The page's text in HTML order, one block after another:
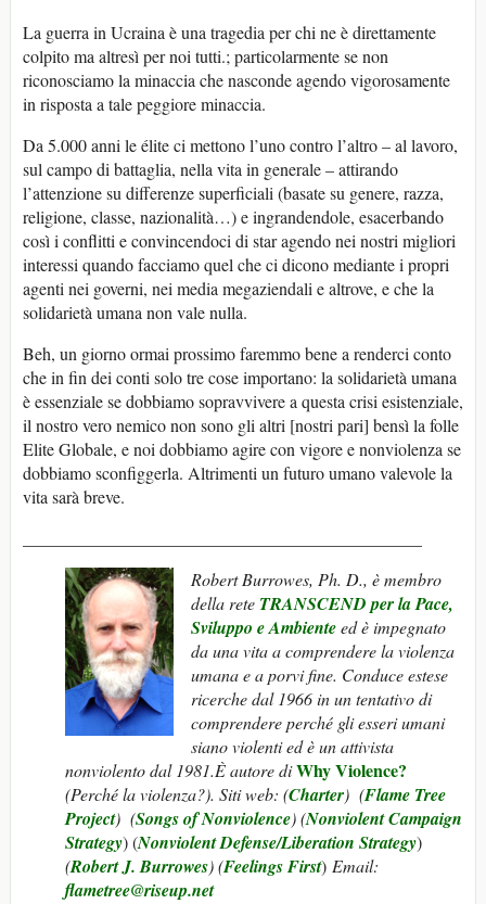
La guerra in Ucraina è una tragedia per chi ne è direttamente
colpito ma altresì per noi tutti.; particolarmente se non
riconosciamo la minaccia che nasconde agendo vigorosamente
in risposta a tale peggiore minaccia.
Da 5.000 anni le élite ci mettono l’uno contro l’altro – al lavoro,
sul campo di battaglia, nella vita in generale – attirando
l’attenzione su differenze superficiali (basate su genere, razza,
religione, classe, nazionalità…) e ingrandendole, esacerbando
così i conflitti e convincendoci di star agendo nei nostri migliori
interessi quando facciamo quel che ci dicono mediante i propri
agenti nei governi, nei media megaziendali e altrove, e che la
solidarietà umana non vale nulla.
Beh, un giorno ormai prossimo faremmo bene a renderci conto
che in fin dei conti solo tre cose importano: la solidarietà umana
è essenziale se dobbiamo sopravvivere a questa crisi esistenziale,
il nostro vero nemico non sono gli altri [nostri pari] bensì la folle
Elite Globale, e noi dobbiamo agire con vigore e nonviolenza se
dobbiamo sconfiggerla. Altrimenti un futuro umano valevole la
vita sarà breve.
Robert Burrowes, Ph. D., è membro
dellarete TRANSCEND per la Pace,
Sviluppo e Ambienteedè impegnato
da una vita a comprendere la violenza
umana e a porvi fine. Conduce estese
ricerche dal 1966 in un tentativo di
comprendere perché gli esseri umani
siano violenti ed è un attivista
nonviolento dal 1981.È autore diWhy Violence?
(Perché la violenza?). Siti web: (Charter) (Flame Tree
Project) (Songs of Nonviolence) (Nonviolent Campaign
Strategy) (Nonviolent Defense/Liberation Strategy)
(Robert J. Burrowes) (Feelings First) Email:
flametree@riseup.net